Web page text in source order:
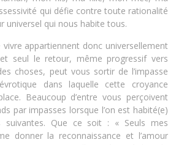
qui défie contre toute rationalité
universel qui nous habite tous.
appartiennent donc universellement
seul le retour, même progressif vers
choses, peut vous sortir de l’impasse
dans laquelle cette croyance
Beaucoup d’entre vous perçoivent
par impasses lorsque l’on est habité(e)
suivantes. Que ce soit : « Seuls mes
donner la reconnaissance et l’amour